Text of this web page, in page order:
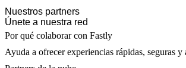
Nuestros partners
Únete a nuestra red
Por qué colaborar con Fastly
Ayuda a ofrecer experiencias rápidas, seguras y